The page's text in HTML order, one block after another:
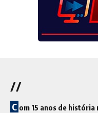
//
C om 15 anos de